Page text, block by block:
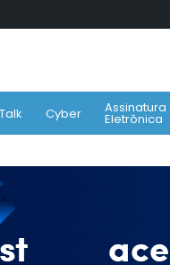
Cyber Assinatura
Eletrônica